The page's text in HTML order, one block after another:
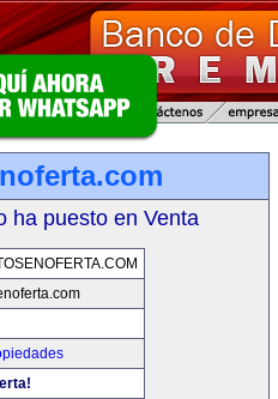
ha puesto en Venta